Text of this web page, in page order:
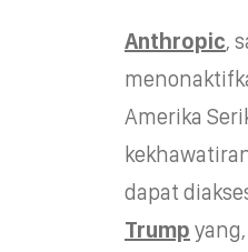
Anthropic,
Amerika
dapat
Trump